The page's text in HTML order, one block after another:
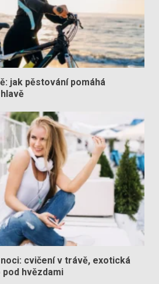
jak pěstování pomáhá
cvičení v trávě, exotická
hvězdami